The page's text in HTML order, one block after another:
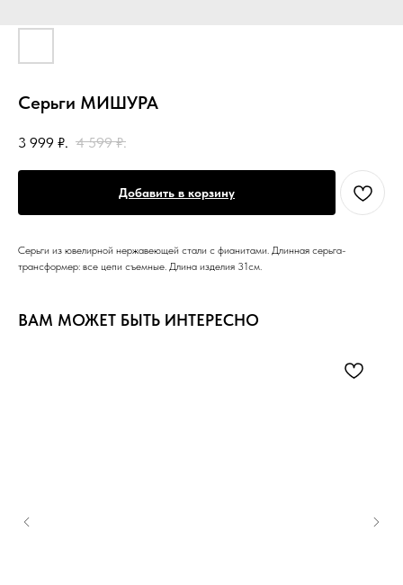
Серьги МИШУРА
3 999 ₽. 4 599 ₽.
Добавить в корзину
Серьги из ювелирной нержавеющей стали с фианитами. Длинная серьга-
трансформер: все цепи съемные. Длина изделия 31см.
ВАМ МОЖЕТ БЫТЬ ИНТЕРЕСНО